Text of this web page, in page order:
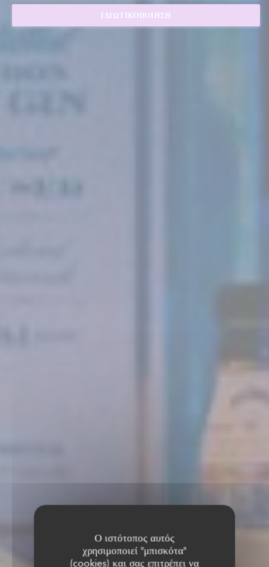
Ο ιστότοπος αυτός
χρησιμοποιεί "μπισκότα"
(cookies) και σας επιτρέπει να
ΙΔΙΩΤΙΚΟΠΟΊΗΣΗ